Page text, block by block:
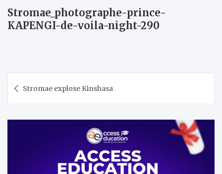
Stromae_photographe-prince-
KAPENGI-de-voila-night-290
de Stromae explose Kinshasa